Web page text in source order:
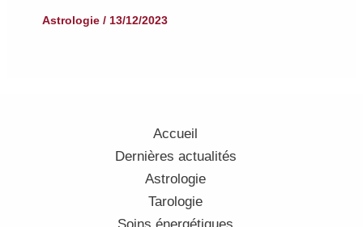
Astrologie/ 13/12/2023
Accueil
Dernières actualités
Astrologie
Tarologie